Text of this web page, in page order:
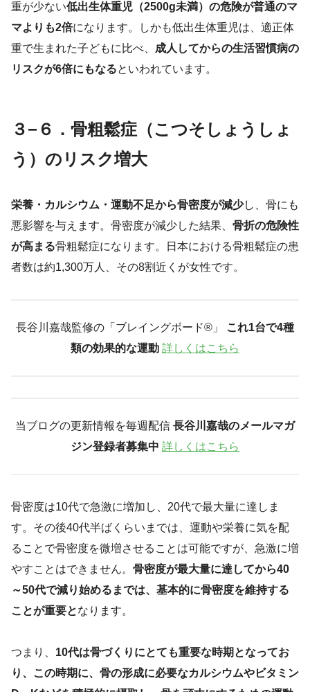
重が少ない低出生体重児（2500g未満）の危険が普通のマ
マよりも2倍になります。しかも低出生体重児は、適正体
重で生まれた子どもに比べ、 成人してからの生活習慣病の
リスクが6倍にもなるといわれています。
３−６．骨粗鬆症（こつそしょうしょ
う）のリスク増大
栄養・カルシウム・運動不足から骨密度が減少し、骨にも
悪影響を与えます。骨密度が減少した結果、 骨折の危険性
が高まる骨粗鬆症になります。日本における骨粗鬆症の患
者数は約1,300万人、その8割近くが女性です。
長谷川嘉哉監修の「ブレイングボード®︎」
これ1台で4種
類の効果的な運動 詳しくはこちら
当ブログの更新情報を毎週配信 長谷川嘉哉のメールマガ
ジン登録者募集中 詳しくはこちら
骨密度は10代で急激に増加し、20代で最大量に達しま
す。その後40代半ばくらいまでは、運動や栄養に気を配
ることで骨密度を微増させることは可能ですが、急激に増
やすことはできません。 骨密度が最大量に達してから40
～50代で減り始めるまでは、基本的に骨密度を維持する
ことが重要となります。
つまり、 10代は骨づくりにとても重要な時期となってお
り、この時期に、骨の形成に必要なカルシウムやビタミン